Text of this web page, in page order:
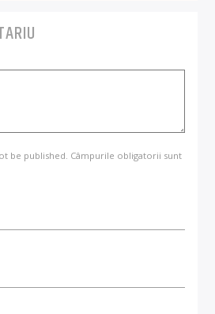
be published. Câmpurile obligatorii sunt